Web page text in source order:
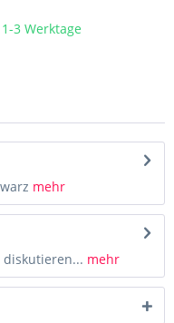
3 Werktage
mehr
mehr